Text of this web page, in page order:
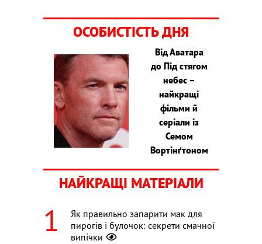
ОСОБИСТІСТЬ ДНЯ
Від Аватара
до Під стягом
небес –
найкращі
фільми й
серіали із
Семом
Вортінґтоном
НАЙКРАЩІ МАТЕРІАЛИ
Як правильно запарити мак для
пирогів і булочок: секрети смачної
випічки